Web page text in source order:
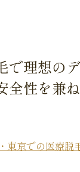
で理想の
全性を兼
東京での医療脱